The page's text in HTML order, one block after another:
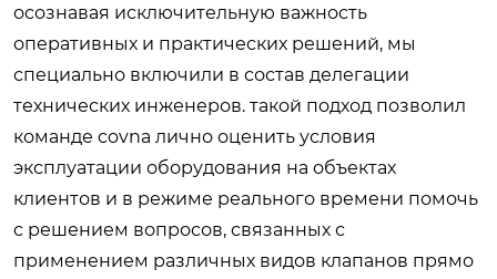
осознавая исключительную важность
оперативных и практических решений, мы
специально включили в состав делегации
технических инженеров. такой подход позволил
команде covna лично оценить условия
эксплуатации оборудования на объектах
клиентов и в режиме реального времени помочь
с решением вопросов, связанных с
применением различных видов клапанов прямо